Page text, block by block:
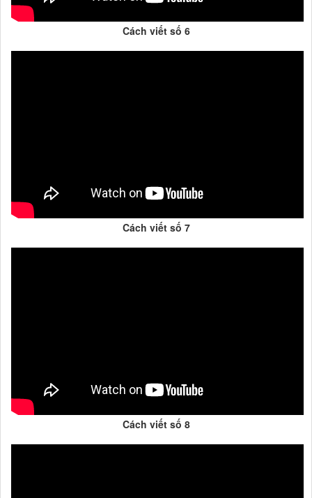
Cách viết số 6
Cách viết số 7
Cách viết số 8